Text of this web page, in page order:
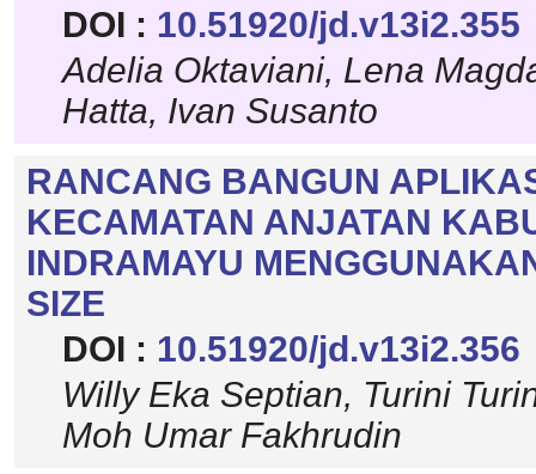
DOI : 10.51920/jd.v13i2.355
Adelia Oktaviani, Lena
Hatta, Ivan Susanto
RANCANG BANGUN
KECAMATAN ANJATAN
INDRAMAYU
SIZE
DOI : 10.51920/jd.v13i2.356
Willy Eka Septian, Turini
Moh Umar Fakhrudin